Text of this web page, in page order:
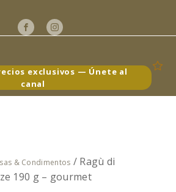
exclusivos — Únete al
canal
& Condimentos / Ragù di
190 g – gourmet